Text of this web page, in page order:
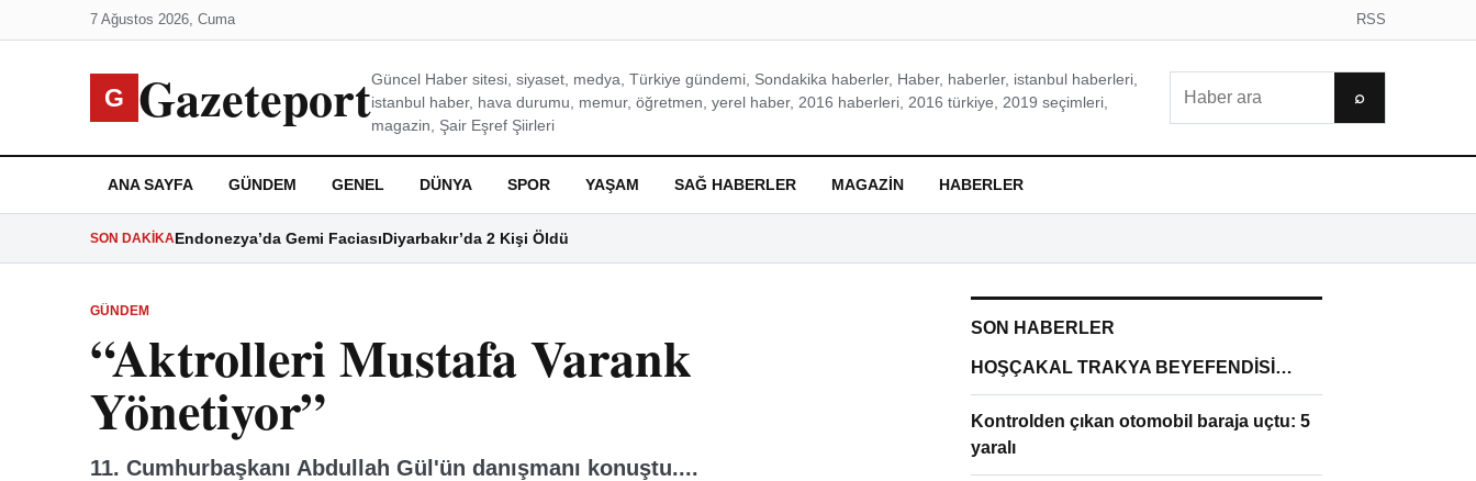
7 Ağustos 2026, Cuma RSS
G GazeteportGüncel Haber sitesi, siyaset, medya, Türkiye gündemi, Sondakika haberler, Haber, haberler, istanbul haberleri,
istanbul haber, hava durumu, memur, öğretmen, yerel haber, 2016 haberleri, 2016 türkiye, 2019 seçimleri,
magazin, Şair Eşref Şiirleri
⌕
ANA SAYFA GÜNDEM GENEL DÜNYA SPOR YAŞAM SAĞ HABERLER MAGAZIN HABERLER
SON DAKIKAEndonezya’da Gemi FaciasıDiyarbakır’da 2 Kişi Öldü
GÜNDEM
“Aktrolleri Mustafa Varank
Yönetiyor”
11. Cumhurbaşkanı Abdullah Gül'ün danışmanı konuştu....
SON HABERLER
HOŞÇAKAL TRAKYA BEYEFENDİSİ…
Kontrolden çıkan otomobil baraja uçtu: 5
yaralı